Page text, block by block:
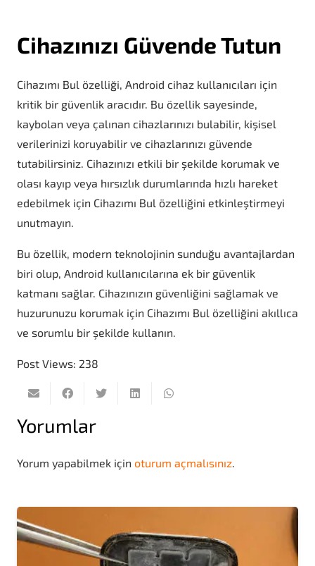
Cihazınızı Güvende Tutun
Cihazımı Bul özelliği, Android cihaz kullanıcıları için
kritik bir güvenlik aracıdır. Bu özellik sayesinde,
kaybolan veya çalınan cihazlarınızı bulabilir, kişisel
verilerinizi koruyabilir ve cihazlarınızı güvende
tutabilirsiniz. Cihazınızı etkili bir şekilde korumak ve
olası kayıp veya hırsızlık durumlarında hızlı hareket
edebilmek için Cihazımı Bul özelliğini etkinleştirmeyi
unutmayın.
Bu özellik, modern teknolojinin sunduğu avantajlardan
biri olup, Android kullanıcılarına ek bir güvenlik
katmanı sağlar. Cihazınızın güvenliğini sağlamak ve
huzurunuzu korumak için Cihazımı Bul özelliğini akıllıca
ve sorumlu bir şekilde kullanın.
Post Views: 238
Yorumlar
Yorum yapabilmek için oturum açmalısınız